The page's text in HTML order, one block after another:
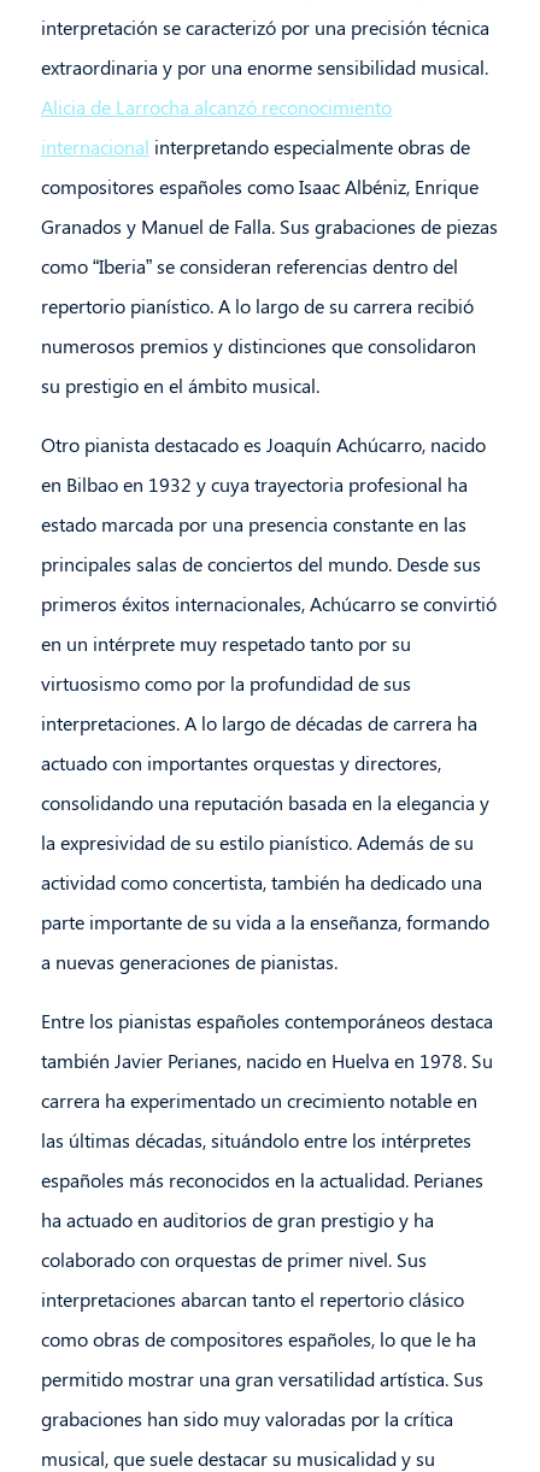
interpretación se caracterizó por una precisión técnica
extraordinaria y por una enorme sensibilidad musical.
Alicia de Larrocha alcanzó reconocimiento
internacional interpretando especialmente obras de
compositores españoles como Isaac Albéniz, Enrique
Granados y Manuel de Falla. Sus grabaciones de piezas
como “Iberia” se consideran referencias dentro del
repertorio pianístico. A lo largo de su carrera recibió
numerosos premios y distinciones que consolidaron
su prestigio en el ámbito musical.
Otro pianista destacado es Joaquín Achúcarro, nacido
en Bilbao en 1932 y cuya trayectoria profesional ha
estado marcada por una presencia constante en las
principales salas de conciertos del mundo. Desde sus
primeros éxitos internacionales, Achúcarro se convirtió
en un intérprete muy respetado tanto por su
virtuosismo como por la profundidad de sus
interpretaciones. A lo largo de décadas de carrera ha
actuado con importantes orquestas y directores,
consolidando una reputación basada en la elegancia y
la expresividad de su estilo pianístico. Además de su
actividad como concertista, también ha dedicado una
parte importante de su vida a la enseñanza, formando
a nuevas generaciones de pianistas.
Entre los pianistas españoles contemporáneos destaca
también Javier Perianes, nacido en Huelva en 1978. Su
carrera ha experimentado un crecimiento notable en
las últimas décadas, situándolo entre los intérpretes
españoles más reconocidos en la actualidad. Perianes
ha actuado en auditorios de gran prestigio y ha
colaborado con orquestas de primer nivel. Sus
interpretaciones abarcan tanto el repertorio clásico
como obras de compositores españoles, lo que le ha
permitido mostrar una gran versatilidad artística. Sus
grabaciones han sido muy valoradas por la crítica
musical, que suele destacar su musicalidad y su